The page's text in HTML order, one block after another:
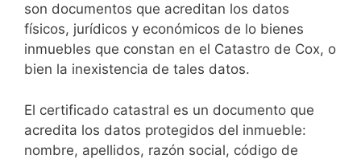
son documentos que acreditan los datos
físicos, jurídicos y económicos de lo bienes
inmuebles que constan en el Catastro de Cox, o
bien la inexistencia de tales datos.
El certificado catastral es un documento que
acredita los datos protegidos del inmueble:
nombre, apellidos, razón social, código de